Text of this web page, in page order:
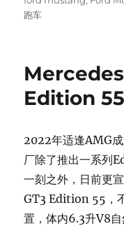
跑车
Edition 55
2022年适逢AMG
厂除了推出一系列
一刻之外，日前更
GT3 Edition 55，
置，体内6.3升V8自